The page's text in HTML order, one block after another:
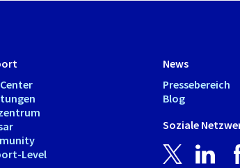
Level
News
Pressebereich
Blog
Soziale